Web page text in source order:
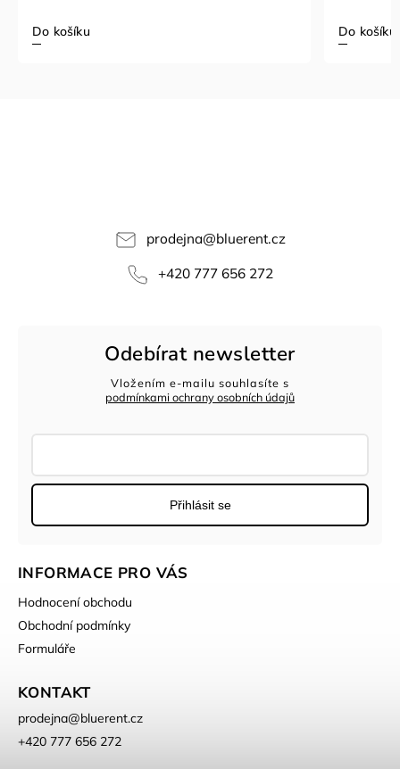
Do košíku Do košíku
prodejna@bluerent.cz
+420 777 656 272
Odebírat newsletter
Vložením e-mailu souhlasíte s
podmínkami ochrany osobních údajů
Přihlásit se
INFORMACE PRO VÁS
Hodnocení obchodu
Obchodní podmínky
Formuláře
KONTAKT
prodejna@bluerent.cz
+420 777 656 272